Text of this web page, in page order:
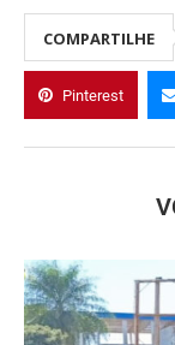
COMPARTILHE
Pinterest